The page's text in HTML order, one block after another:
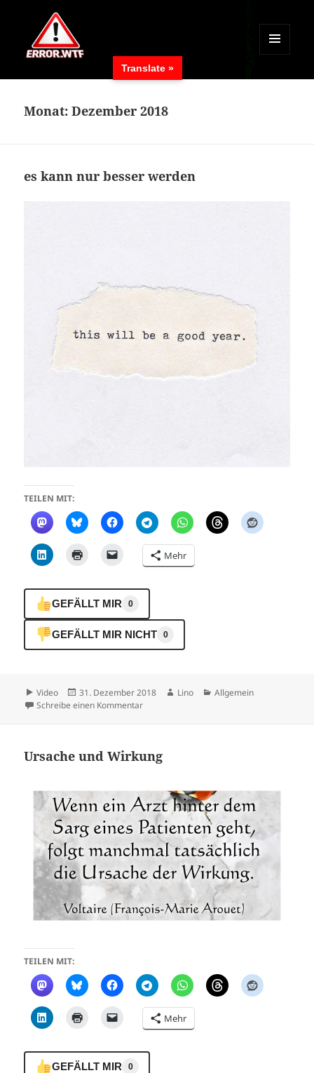
MENÜ
WIDGETS
Monat:Dezember 2018
es kann nur besser werden
TEILEN MIT:
Mehr
GEFÄLLT MIR 0
GEFÄLLT MIR NICHT 0
Format
Video
Veröffentlicht
am
31. Dezember 2018 Autor
Lino Kategorien
Allgemein
Schreibe einen Kommentarzu es kann nur besser werden
Ursache und Wirkung
TEILEN MIT:
Mehr
GEFÄLLT MIR 0
Translate »